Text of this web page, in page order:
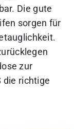
Die gute
sorgen für
zur
die richtige